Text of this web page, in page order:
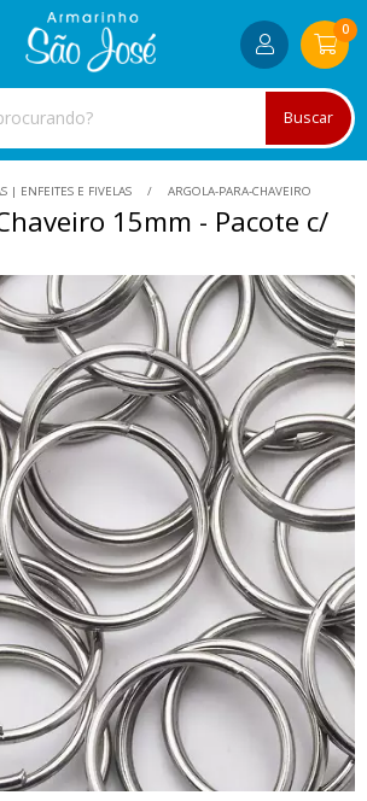
Buscar
0
| ENFEITES E FIVELAS ARGOLA-PARA-CHAVEIRO
15mm - Pacote c/